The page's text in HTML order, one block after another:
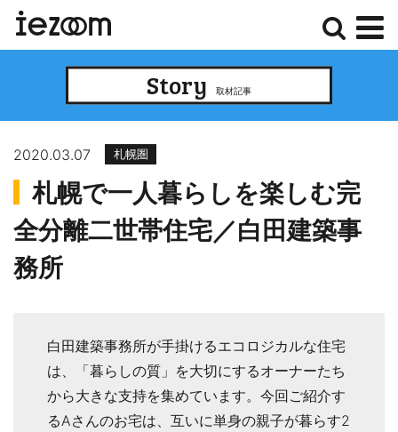
ュ
Story 取材記事
2020.03.07 札幌圏
札幌で一人暮らしを楽しむ完
全分離二世帯住宅／白田建築事
務所
白田建築事務所が手掛けるエコロジカルな住宅
は、「暮らしの質」を大切にするオーナーたち
から大きな支持を集めています。今回ご紹介す
るAさんのお宅は、互いに単身の親子が暮らす2